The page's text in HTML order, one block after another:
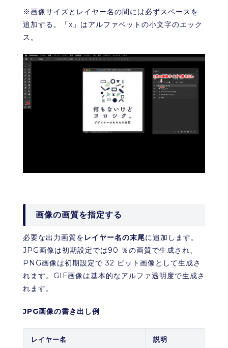
※画像サイズとレイヤー名の間には必ずスペースを
追加する。「x」はアルファベットの小文字のエック
ス。
画像の画質を指定する
必要な出力画質を レイヤー名の末尾に追加します。
JPG画像は初期設定では90 ％の画質で生成され、
PNG画像は初期設定で 32 ビット画像として生成さ
れます。GIF画像は基本的なアルファ透明度で生成さ
れます。
JPG画像の書き出し例
レイヤー名 説明